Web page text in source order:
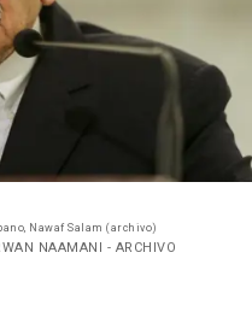
Nawaf Salam (archivo)
NAAMANI - ARCHIVO